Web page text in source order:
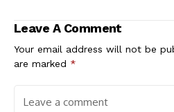
Leave A Comment
Your email address will not be
are marked *